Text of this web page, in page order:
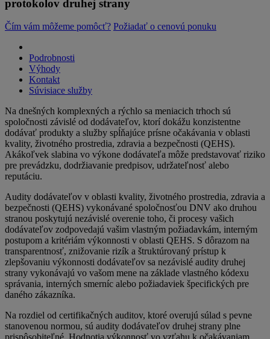
protokolov druhej strany
Čím vám môžeme pomôcť? Požiadať o cenovú ponuku
Podrobnosti
Výhody
Kontakt
Súvisiace služby
Na dnešných komplexných a rýchlo sa meniacich trhoch sú
spoločnosti závislé od dodávateľov, ktorí dokážu konzistentne
dodávať produkty a služby spĺňajúce prísne očakávania v oblasti
kvality, životného prostredia, zdravia a bezpečnosti (QEHS).
Akákoľvek slabina vo výkone dodávateľa môže predstavovať riziko
pre prevádzku, dodržiavanie predpisov, udržateľnosť alebo
reputáciu.
Audity dodávateľov v oblasti kvality, životného prostredia, zdravia a
bezpečnosti (QEHS) vykonávané spoločnosťou DNV ako druhou
stranou poskytujú nezávislé overenie toho, či procesy vašich
dodávateľov zodpovedajú vašim vlastným požiadavkám, interným
postupom a kritériám výkonnosti v oblasti QEHS. S dôrazom na
transparentnosť, znižovanie rizík a štruktúrovaný prístup k
zlepšovaniu výkonnosti dodávateľov sa nezávislé audity druhej
strany vykonávajú vo vašom mene na základe vlastného kódexu
správania, interných smerníc alebo požiadaviek špecifických pre
daného zákazníka.
Na rozdiel od certifikačných auditov, ktoré overujú súlad s pevne
stanovenou normou, sú audity dodávateľov druhej strany plne